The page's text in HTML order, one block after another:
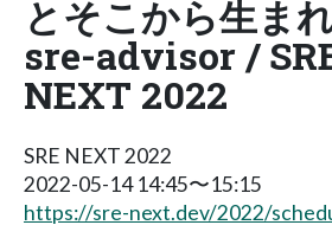
とそこから生ま
sre-advisor /
NEXT 2022
SRE NEXT 2022
2022-05-14 14:45〜15:15
https://sre-next.dev/2022/